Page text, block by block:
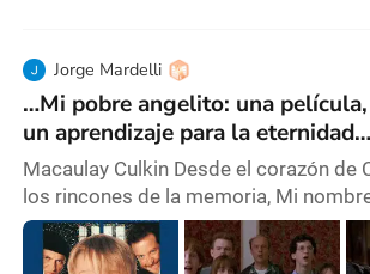
Jorge Mardelli
…Mi pobre angelito: una
un aprendizaje para la eternidad…
Macaulay Culkin Desde el corazón de
los rincones de la memoria, Mi
Mardelli y esta es mi historia. Tenía
cuando vi por primera vez Mi pobre